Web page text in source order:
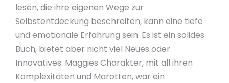
lesen, die ihre eigenen Wege zur
Selbstentdeckung beschreiten, kann eine tiefe
und emotionale Erfahrung sein. Es ist ein solides
Buch, bietet aber nicht viel Neues oder
Innovatives. Maggies Charakter, mit all ihren
Komplexitäten und Marotten, war ein